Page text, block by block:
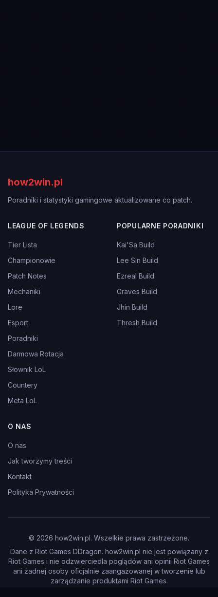
how2win.pl
Poradniki i statystyki gamingowe aktualizowane co patch.
LEAGUE OF LEGENDS
Tier Lista
Championowie
Patch Notes
Mechaniki
Lore
Esport
Poradniki
Darmowa Rotacja
Słownik LoL
Countery
Meta LoL
POPULARNE PORADNIKI
Kai'Sa Build
Lee Sin Build
Ezreal Build
Graves Build
Jhin Build
Thresh Build
O NAS
O nas
Jak tworzymy treści
Kontakt
Polityka Prywatności
© 2026 how2win.pl. Wszelkie prawa zastrzeżone.
Dane z Riot Games DDragon. how2win.pl nie jest powiązany z
Riot Games i nie odzwierciedla poglądów ani opinii Riot Games
ani żadnej osoby oficjalnie zaangażowanej w tworzenie lub
zarządzanie produktami Riot Games.